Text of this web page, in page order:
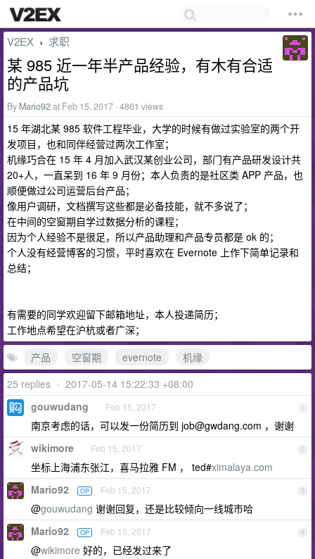
V2EX › 求职
某 985 近一年半产品经验，有木有合适
的产品坑
By Mario92at Feb 15, 2017 · 4861 views
15 年湖北某 985 软件工程毕业，大学的时候有做过实验室的两个开
发项目，也和同伴经营过两次工作室；
机缘巧合在 15 年 4 月加入武汉某创业公司，部门有产品研发设计共
20+人，一直呆到 16 年 9 月份；本人负责的是社区类 APP 产品，也
顺便做过公司运营后台产品；
像用户调研，文档撰写这些都是必备技能，就不多说了；
在中间的空窗期自学过数据分析的课程；
因为个人经验不是很足，所以产品助理和产品专员都是 ok 的；
个人没有经营博客的习惯，平时喜欢在 Evernote 上作下简单记录和
总结；
有需要的同学欢迎留下邮箱地址，本人投递简历；
工作地点希望在沪杭或者广深；
产品
空窗期 evernote
机缘
25 replies • 2017-05-14 15:22:33 +08:00
1
gouwudang Feb 15, 2017
南京考虑的话，可以发一份简历到 job@gwdang.com ，谢谢
2
wikimore Feb 15, 2017
坐标上海浦东张江，喜马拉雅 FM ， ted#ximalaya.com
3
Mario92 OP Feb 15, 2017
@gouwudang 谢谢回复，还是比较倾向一线城市哈
4
Mario92 OP Feb 15, 2017
@wikimore 好的，已经发过来了